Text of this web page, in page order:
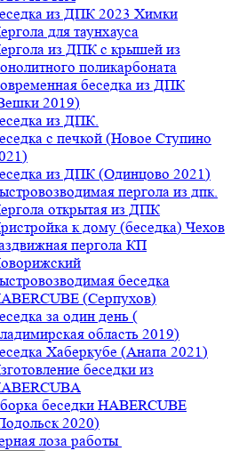
из ДПК 2023 Химки
для таунхауса
из ДПК с крышей из
поликарбоната
беседка из ДПК
2019)
из ДПК.
с печкой (Новое Ступино
из ДПК (Одинцово 2021)
пергола из дпк.
открытая из ДПК
к дому (беседка) Чехов
пергола КП
беседка
(Серпухов)
за один день (
область 2019)
Хаберкубе (Анапа 2021)
беседки из
беседки HABERCUBE
2020)
лоза работы